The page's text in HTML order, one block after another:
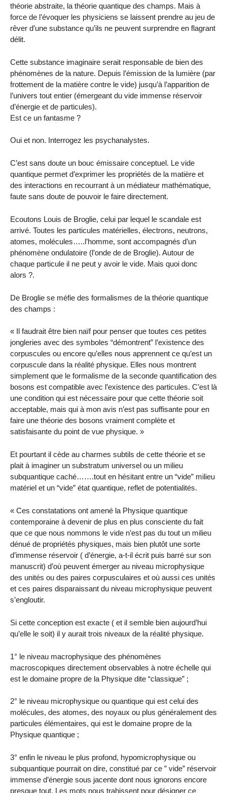
théorie abstraite, la théorie quantique des champs. Mais à
force de l’évoquer les physiciens se laissent prendre au jeu de
rêver d’une substance qu’ils ne peuvent surprendre en flagrant
délit.
Cette substance imaginaire serait responsable de bien des
phénomènes de la nature. Depuis l’émission de la lumière (par
frottement de la matière contre le vide) jusqu’à l’apparition de
l’univers tout entier (émergeant du vide immense réservoir
d’énergie et de particules).
Est ce un fantasme ?
Oui et non. Interrogez les psychanalystes.
C’est sans doute un bouc émissaire conceptuel. Le vide
quantique permet d’exprimer les propriétés de la matière et
des interactions en recourrant à un médiateur mathématique,
faute sans doute de pouvoir le faire directement.
Ecoutons Louis de Broglie, celui par lequel le scandale est
arrivé. Toutes les particules matérielles, électrons, neutrons,
atomes, molécules…..l’homme, sont accompagnés d’un
phénomène ondulatoire (l’onde de de Broglie). Autour de
chaque particule il ne peut y avoir le vide. Mais quoi donc
alors ?.
De Broglie se méfie des formalismes de la théorie quantique
des champs :
« Il faudrait être bien naïf pour penser que toutes ces petites
jongleries avec des symboles “démontrent” l’existence des
corpuscules ou encore qu’elles nous apprennent ce qu’est un
corpuscule dans la réalité physique. Elles nous montrent
simplement que le formalisme de la seconde quantification des
bosons est compatible avec l’existence des particules. C’est là
une condition qui est nécessaire pour que cette théorie soit
acceptable, mais qui à mon avis n’est pas suffisante pour en
faire une théorie des bosons vraiment complète et
satisfaisante du point de vue physique. »
Et pourtant il cède au charmes subtils de cette théorie et se
plait à imaginer un substratum universel ou un milieu
subquantique caché…….tout en hésitant entre un “vide” milieu
matériel et un “vide” état quantique, reflet de potentialités.
« Ces constatations ont amené la Physique quantique
contemporaine à devenir de plus en plus consciente du fait
que ce que nous nommons le vide n’est pas du tout un milieu
dénué de propriétés physiques, mais bien plutôt une sorte
d’immense réservoir ( d’énergie, a-t-il écrit puis barré sur son
manuscrit) d’où peuvent émerger au niveau microphysique
des unités ou des paires corpusculaires et où aussi ces unités
et ces paires disparaissant du niveau microphysique peuvent
s’engloutir.
Si cette conception est exacte ( et il semble bien aujourd’hui
qu’elle le soit) il y aurait trois niveaux de la réalité physique.
1° le niveau macrophysique des phénomènes
macroscopiques directement observables à notre échelle qui
est le domaine propre de la Physique dite “classique” ;
2° le niveau microphysique ou quantique qui est celui des
molécules, des atomes, des noyaux ou plus généralement des
particules élémentaires, qui est le domaine propre de la
Physique quantique ;
3° enfin le niveau le plus profond, hypomicrophysique ou
subquantique pourrait on dire, constitué par ce ” vide” réservoir
immense d’énergie sous jacente dont nous ignorons encore
presque tout. Les mots nous trahissent pour désigner ce